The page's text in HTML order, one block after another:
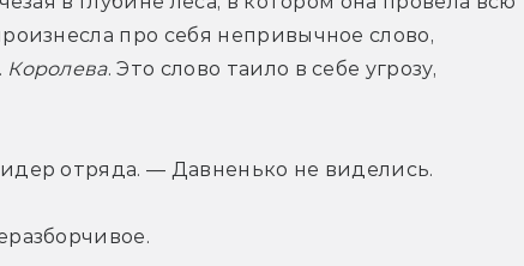
про себя непривычное слово,
Королева. Это слово таило в себе угрозу,
отряда. — Давненько не виделись.